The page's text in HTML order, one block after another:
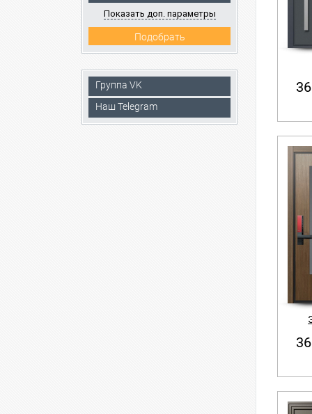
Показать доп. параметры
Группа VK
Наш Telegram